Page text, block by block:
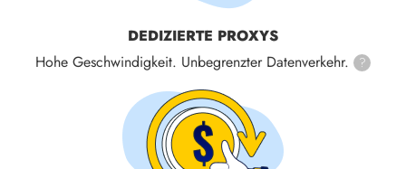
DEDIZIERTE PROXYS
Hohe Geschwindigkeit. Unbegrenzter Datenverkehr.
?